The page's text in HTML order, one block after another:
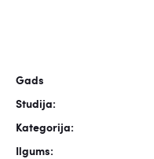
Gads
Studija:
Kategorija:
Ilgums: